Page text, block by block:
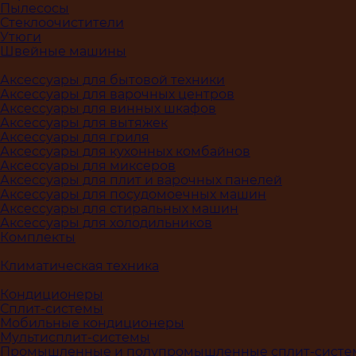
Пылесосы
Стеклоочистители
Утюги
Швейные машины
Аксессуары для бытовой техники
Аксессуары для варочных центров
Аксессуары для винных шкафов
Аксессуары для вытяжек
Аксессуары для гриля
Аксессуары для кухонных комбайнов
Аксессуары для миксеров
Аксессуары для плит и варочных панелей
Аксессуары для посудомоечных машин
Аксессуары для стиральных машин
Аксессуары для холодильников
Комплекты
Климатическая техника
Кондиционеры
Сплит-системы
Мобильные кондиционеры
Мультисплит-системы
Промышленные и полупромышленные сплит-